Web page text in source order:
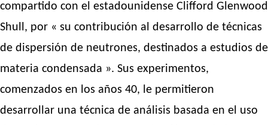
compartido con el estadounidense Clifford Glenwood
Shull, por « su contribución al desarrollo de técnicas
de dispersión de neutrones, destinados a estudios de
materia condensada ». Sus experimentos,
comenzados en los años 40, le permitieron
desarrollar una técnica de análisis basada en el uso